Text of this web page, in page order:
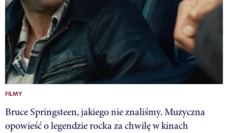
FILMY
Bruce Springsteen, jakiego nie znaliśmy. Muzyczna
opowieść o legendzie rocka za chwilę w kinach